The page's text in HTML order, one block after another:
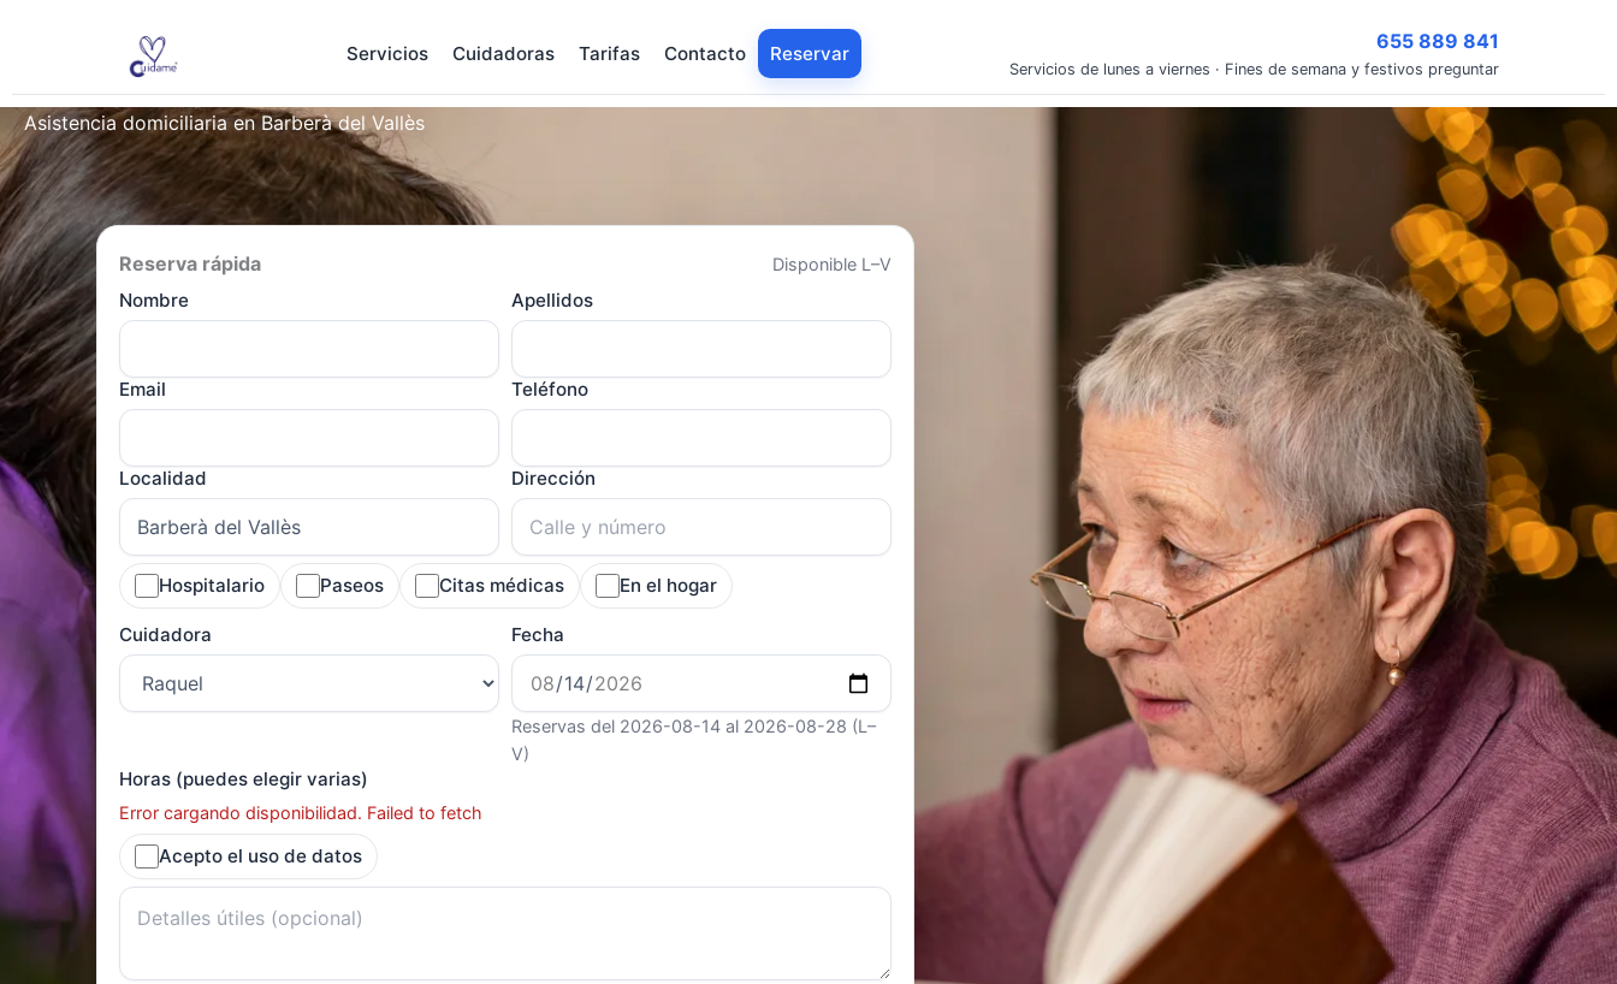
Servicios Cuidadoras Tarifas Contacto Reservar
655 889 841
Servicios de lunes a viernes · Fines de semana y festivos preguntar
Asistencia domiciliaria en Barberà del Vallès
Reserva rápida Disponible L–V
Nombre Apellidos
Email Teléfono
Localidad Dirección
Hospitalario Paseos Citas médicas En el hogar
Cuidadora Fecha
Reservas del 2026-08-14 al 2026-08-28 (L–
V)
Horas (puedes elegir varias)
Error cargando disponibilidad. Failed to fetch
Acepto el uso de datos